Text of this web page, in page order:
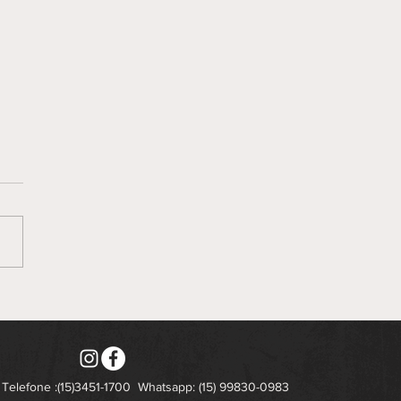
Telefone :(15)3451-1700 Whatsapp: (15) 99830-0983